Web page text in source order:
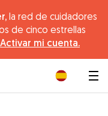
la red de cuidadores
de cinco estrellas
Activar mi cuenta.